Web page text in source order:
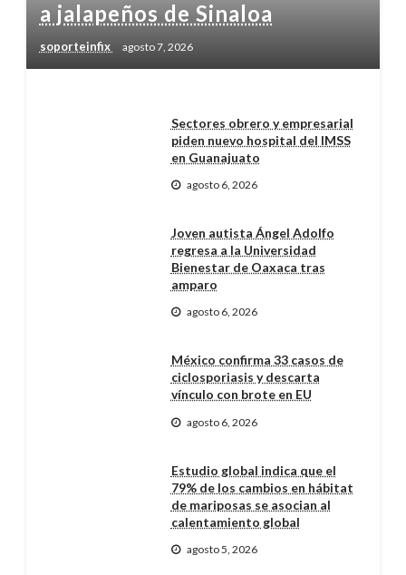
a jalapeños de Sinaloa
soporteinfix agosto 7, 2026
Sectores obrero y empresarial
piden nuevo hospital del IMSS
en Guanajuato
agosto 6, 2026
Joven autista Ángel Adolfo
regresa a la Universidad
Bienestar de Oaxaca tras
amparo
agosto 6, 2026
México confirma 33 casos de
ciclosporiasis y descarta
vínculo con brote en EU
agosto 6, 2026
Estudio global indica que el
79% de los cambios en hábitat
de mariposas se asocian al
calentamiento global
agosto 5, 2026